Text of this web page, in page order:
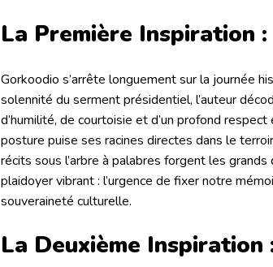
La Première Inspiration
Gorkoodio s’arrête longuement sur la journée
solennité du serment présidentiel, l’auteur
d’humilité, de courtoisie et d’un profond respect
posture puise ses racines directes dans le
récits sous l’arbre à palabres forgent les grands
plaidoyer vibrant : l’urgence de fixer notre
souveraineté culturelle.
La Deuxième